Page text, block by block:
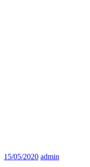
15/05/2020 admin